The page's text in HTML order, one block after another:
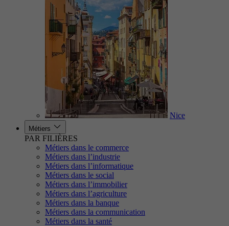
Nice
Métiers
PAR FILIÈRES
Métiers dans le commerce
Métiers dans l’industrie
Métiers dans l’informatique
Métiers dans le social
Métiers dans l’immobilier
Métiers dans l’agriculture
Métiers dans la banque
Métiers dans la communication
Métiers dans la santé